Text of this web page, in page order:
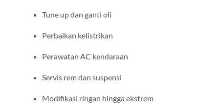
Tune up dan ganti oli
Perbaikan kelistrikan
Perawatan AC kendaraan
Servis rem dan suspensi
Modifikasi ringan hingga ekstrem